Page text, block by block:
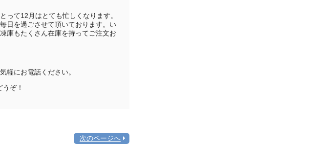
って12月はとても忙しくなります。
日を過ごさせて頂いております。い
庫もたくさん在庫を持ってご注文お
軽にお電話ください。
ぞ！
次のページへ